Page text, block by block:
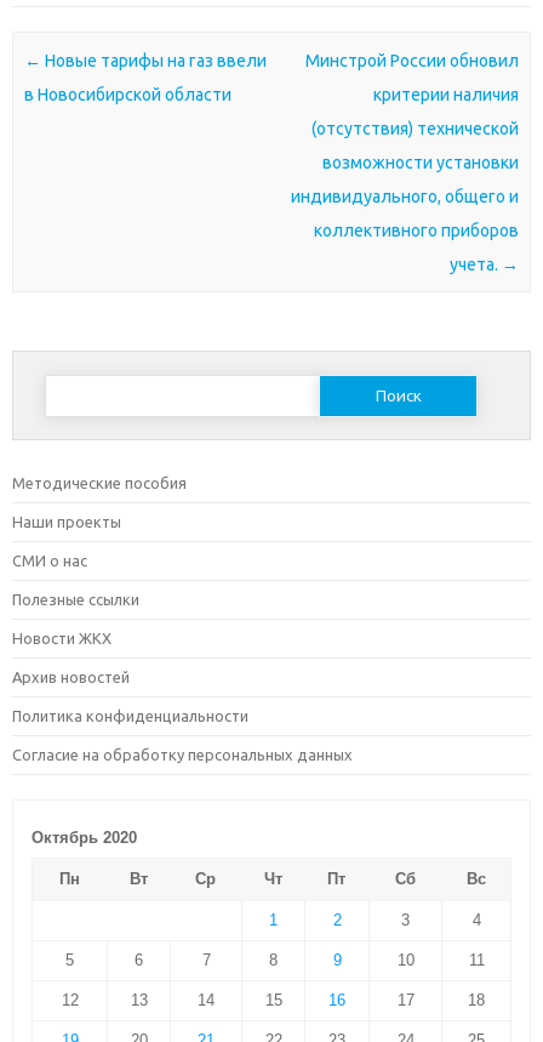
Почтовая навигация
← Новые тарифы на газ ввели
в Новосибирской области
Минстрой России обновил
критерии наличия
(отсутствия) технической
возможности установки
индивидуального, общего и
коллективного приборов
учета. →
Найти:
Методические пособия
Наши проекты
СМИ о нас
Полезные ссылки
Новости ЖКХ
Архив новостей
Политика конфиденциальности
Согласие на обработку персональных данных
Октябрь 2020
Пн Вт Ср Чт Пт Сб Вс
1 2 3 4
5 6 7 8 9 10 11
12 13 14 15 16 17 18